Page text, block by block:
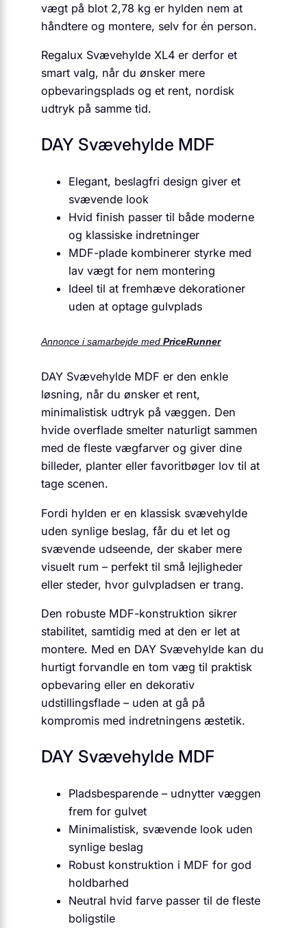
vægt på blot 2,78 kg er hylden nem at
håndtere og montere, selv for én person.
Regalux Svævehylde XL4 er derfor et
smart valg, når du ønsker mere
opbevaringsplads og et rent, nordisk
udtryk på samme tid.
DAY Svævehylde MDF
Elegant, beslagfri design giver et
svævende look
Hvid finish passer til både moderne
og klassiske indretninger
MDF-plade kombinerer styrke med
lav vægt for nem montering
Ideel til at fremhæve dekorationer
uden at optage gulvplads
Annonce i samarbejde med PriceRunner
DAY Svævehylde MDF er den enkle
løsning, når du ønsker et rent,
minimalistisk udtryk på væggen. Den
hvide overflade smelter naturligt sammen
med de fleste vægfarver og giver dine
billeder, planter eller favoritbøger lov til at
tage scenen.
Fordi hylden er en klassisk svævehylde
uden synlige beslag, får du et let og
svævende udseende, der skaber mere
visuelt rum – perfekt til små lejligheder
eller steder, hvor gulvpladsen er trang.
Den robuste MDF-konstruktion sikrer
stabilitet, samtidig med at den er let at
montere. Med en DAY Svævehylde kan du
hurtigt forvandle en tom væg til praktisk
opbevaring eller en dekorativ
udstillingsflade – uden at gå på
kompromis med indretningens æstetik.
DAY Svævehylde MDF
Pladsbesparende – udnytter væggen
frem for gulvet
Minimalistisk, svævende look uden
synlige beslag
Robust konstruktion i MDF for god
holdbarhed
Neutral hvid farve passer til de fleste
boligstile